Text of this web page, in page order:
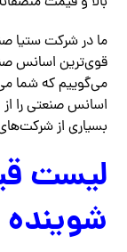
ما در شرکت ستیا
قوی‌ترین اسانس
می‌گوییم که شما
اسانس صنعتی را
بسیاری از
لیست
شوینده